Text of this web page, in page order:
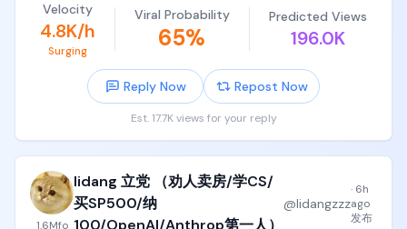
Velocity
4.8K/h
Surging
Viral Probability
65%
Predicted Views
196.0K
Reply Now Repost Now
Est. 17.7K views for your reply
1.6Mfo
lidang 立党 （劝人卖房/学CS/
买SP500/纳
100/OpenAI/Anthrop第一人）
@lidangzzz
· 6h
ago
发布